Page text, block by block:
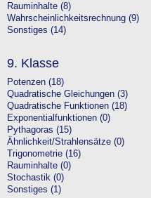
Rauminhalte (8)
Wahrscheinlichkeitsrechnung (9)
Sonstiges (14)
9. Klasse
Potenzen (18)
Quadratische Gleichungen (3)
Quadratische Funktionen (18)
Exponentialfunktionen (0)
Pythagoras (15)
Ähnlichkeit/Strahlensätze (0)
Trigonometrie (16)
Rauminhalte (0)
Stochastik (0)
Sonstiges (1)